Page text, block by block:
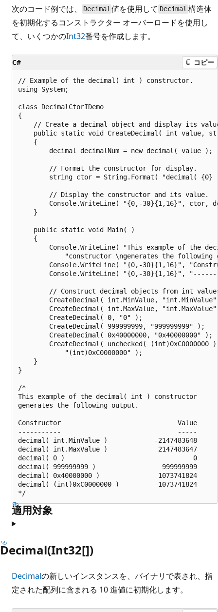
次のコード例では、 Decimal 値を使用して Decimal 構造体
を初期化するコンストラクター オーバーロードを使用し
て、いくつかのInt32番号を作成します。
C# コピー
// Example of the decimal( int ) constructor.
using System;
class DecimalCtorIDemo
{
// Create a decimal object and display its
public static void CreateDecimal( int value,
    {
        decimal decimalNum = new decimal( value );
        // Format the constructor for display.
string ctor = String.Format( "decimal( {0}
        // Display the constructor and its value.
Console.WriteLine( "{0,-30}{1,16}", ctor,
    }
    public static void Main( )
    {
Console.WriteLine( "This example of the
"constructor \ngenerates the following
Console.WriteLine( "{0,-30}{1,16}",
Console.WriteLine( "{0,-30}{1,16}",
// Construct decimal objects from int
CreateDecimal( int.MinValue, "int.MinValue"
CreateDecimal( int.MaxValue, "int.MaxValue"
        CreateDecimal( 0, "0" );
        CreateDecimal( 999999999, "999999999" );
        CreateDecimal( 0x40000000, "0x40000000" );
CreateDecimal( unchecked( (int)0xC0000000
            "(int)0xC0000000" );
    }
}
/*
This example of the decimal( int ) constructor
generates the following output.
Constructor                              Value
-----------                              -----
decimal( int.MinValue )            -2147483648
decimal( int.MaxValue )             2147483647
decimal( 0 )                                 0
decimal( 999999999 )                 999999999
decimal( 0x40000000 )               1073741824
decimal( (int)0xC0000000 )         -1073741824
適用対象
Decimal(Int32[])
Decimalの新しいインスタンスを、バイナリで表され、指
定された配列に含まれる 10 進値に初期化します。